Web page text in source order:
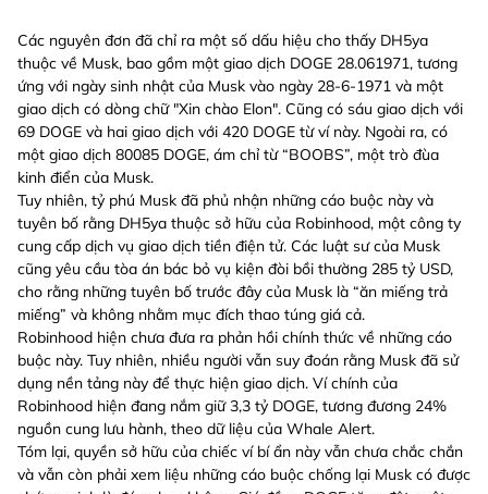
Các nguyên đơn đã chỉ ra một số dấu hiệu cho thấy DH5ya
thuộc về Musk, bao gồm một giao dịch DOGE 28.061971, tương
ứng với ngày sinh nhật của Musk vào ngày 28-6-1971 và một
giao dịch có dòng chữ "Xin chào Elon". Cũng có sáu giao dịch với
69 DOGE và hai giao dịch với 420 DOGE từ ví này. Ngoài ra, có
một giao dịch 80085 DOGE, ám chỉ từ “BOOBS”, một trò đùa
kinh điển của Musk.
Tuy nhiên, tỷ phú Musk đã phủ nhận những cáo buộc này và
tuyên bố rằng DH5ya thuộc sở hữu của Robinhood, một công ty
cung cấp dịch vụ giao dịch tiền điện tử. Các luật sư của Musk
cũng yêu cầu tòa án bác bỏ vụ kiện đòi bồi thường 285 tỷ USD,
cho rằng những tuyên bố trước đây của Musk là “ăn miếng trả
miếng” và không nhằm mục đích thao túng giá cả.
Robinhood hiện chưa đưa ra phản hồi chính thức về những cáo
buộc này. Tuy nhiên, nhiều người vẫn suy đoán rằng Musk đã sử
dụng nền tảng này để thực hiện giao dịch. Ví chính của
Robinhood hiện đang nắm giữ 3,3 tỷ DOGE, tương đương 24%
nguồn cung lưu hành, theo dữ liệu của Whale Alert.
Tóm lại, quyền sở hữu của chiếc ví bí ẩn này vẫn chưa chắc chắn
và vẫn còn phải xem liệu những cáo buộc chống lại Musk có được